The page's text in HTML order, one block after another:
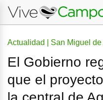
Actualidad | San Miguel
El Gobierno
que el